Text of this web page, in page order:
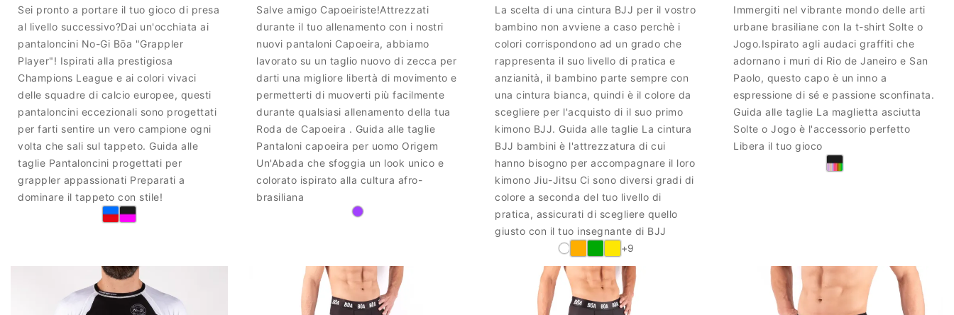
Sei pronto a portare il tuo gioco di presa
al livello successivo?Dai un'occhiata ai
pantaloncini No-Gi Bōa "Grappler
Player"! Ispirati alla prestigiosa
Champions League e ai colori vivaci
delle squadre di calcio europee, questi
pantaloncini eccezionali sono progettati
per farti sentire un vero campione ogni
volta che sali sul tappeto. Guida alle
taglie Pantaloncini progettati per
grappler appassionati Preparati a
dominare il tappeto con stile!
Salve amigo Capoeiriste!Attrezzati
durante il tuo allenamento con i nostri
nuovi pantaloni Capoeira, abbiamo
lavorato su un taglio nuovo di zecca per
darti una migliore libertà di movimento e
permetterti di muoverti più facilmente
durante qualsiasi allenamento della tua
Roda de Capoeira . Guida alle taglie
Pantaloni capoeira per uomo Origem
Un'Abada che sfoggia un look unico e
colorato ispirato alla cultura afro-
brasiliana
La scelta di una cintura BJJ per il vostro
bambino non avviene a caso perchè i
colori corrispondono ad un grado che
rappresenta il suo livello di pratica e
anzianità, il bambino parte sempre con
una cintura bianca, quindi è il colore da
scegliere per l'acquisto di il suo primo
kimono BJJ. Guida alle taglie La cintura
BJJ bambini è l'attrezzatura di cui
hanno bisogno per accompagnare il loro
kimono Jiu-Jitsu Ci sono diversi gradi di
colore a seconda del tuo livello di
pratica, assicurati di scegliere quello
giusto con il tuo insegnante di BJJ
+9
Immergiti nel vibrante mondo delle arti
urbane brasiliane con la t-shirt Solte o
Jogo.Ispirato agli audaci graffiti che
adornano i muri di Rio de Janeiro e San
Paolo, questo capo è un inno a
espressione di sé e passione sconfinata.
Guida alle taglie La maglietta asciutta
Solte o Jogo è l'accessorio perfetto
Libera il tuo gioco